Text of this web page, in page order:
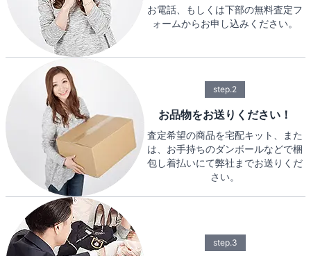
お電話、もしくは下部の無料査定フ
ォームからお申し込みください。
step.2
お品物をお送りください！
査定希望の商品を宅配キット、また
は、お手持ちのダンボールなどで梱
包し着払いにて弊社までお送りくだ
さい。
step.3